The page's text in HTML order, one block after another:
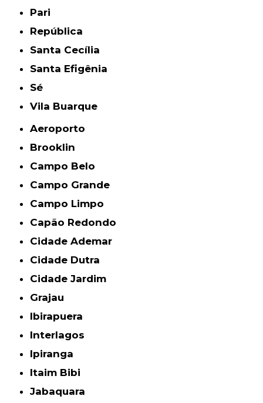
Pari
República
Santa Cecília
Santa Efigênia
Sé
Vila Buarque
Aeroporto
Brooklin
Campo Belo
Campo Grande
Campo Limpo
Capão Redondo
Cidade Ademar
Cidade Dutra
Cidade Jardim
Grajau
Ibirapuera
Interlagos
Ipiranga
Itaim Bibi
Jabaquara